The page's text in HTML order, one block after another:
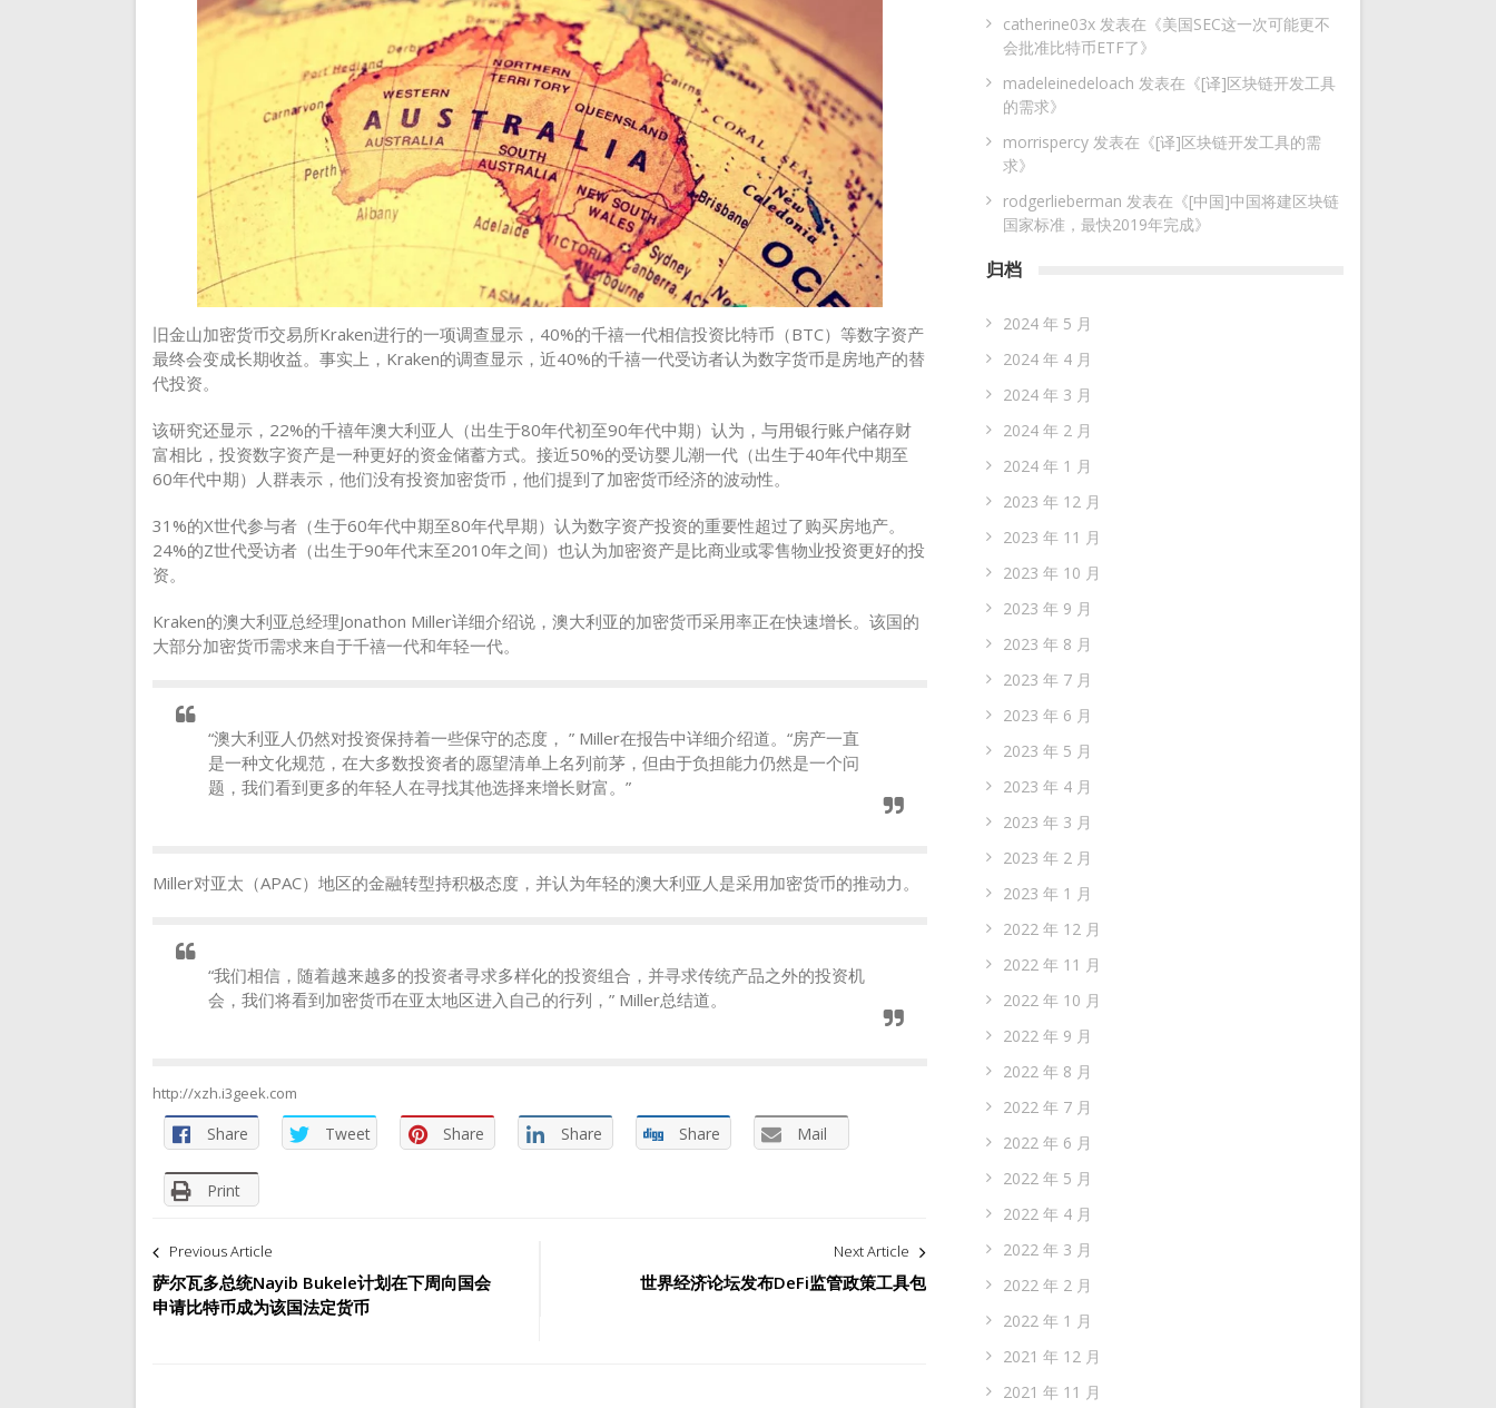
旧金山加密货币交易所Kraken进行的一项调查显示，40%的千禧一代相信投资比特币（BTC）等数字资产
最终会变成长期收益。事实上，Kraken的调查显示，近40%的千禧一代受访者认为数字货币是房地产的替
代投资。
该研究还显示，22%的千禧年澳大利亚人（出生于80年代初至90年代中期）认为，与用银行账户储存财
富相比，投资数字资产是一种更好的资金储蓄方式。接近50%的受访婴儿潮一代（出生于40年代中期至
60年代中期）人群表示，他们没有投资加密货币，他们提到了加密货币经济的波动性。
31%的X世代参与者（生于60年代中期至80年代早期）认为数字资产投资的重要性超过了购买房地产。
24%的Z世代受访者（出生于90年代末至2010年之间）也认为加密资产是比商业或零售物业投资更好的投
资。
Kraken的澳大利亚总经理Jonathon Miller详细介绍说，澳大利亚的加密货币采用率正在快速增长。该国的
大部分加密货币需求来自于千禧一代和年轻一代。
“澳大利亚人仍然对投资保持着一些保守的态度， ” Miller在报告中详细介绍道。“房产一直
是一种文化规范，在大多数投资者的愿望清单上名列前茅，但由于负担能力仍然是一个问
题，我们看到更多的年轻人在寻找其他选择来增长财富。”
Miller对亚太（APAC）地区的金融转型持积极态度，并认为年轻的澳大利亚人是采用加密货币的推动力。
“我们相信，随着越来越多的投资者寻求多样化的投资组合，并寻求传统产品之外的投资机
会，我们将看到加密货币在亚太地区进入自己的行列，” Miller总结道。
http://xzh.i3geek.com
Share Tweet Share Share Share Mail
Print
文
章
导
Previous Article
萨尔瓦多总统Nayib Bukele计划在下周向国会
申请比特币成为该国法定货币
Next Article
世界经济论坛发布DeFi监管政策工具包
catherine03x 发表在《美国SEC这一次可能更不
会批准比特币ETF了》
madeleinedeloach 发表在《[译]区块链开发工具
的需求》
morrispercy 发表在《[译]区块链开发工具的需
求》
rodgerlieberman 发表在《[中国]中国将建区块链
国家标准，最快2019年完成》
归档
2024 年 5 月
2024 年 4 月
2024 年 3 月
2024 年 2 月
2024 年 1 月
2023 年 12 月
2023 年 11 月
2023 年 10 月
2023 年 9 月
2023 年 8 月
2023 年 7 月
2023 年 6 月
2023 年 5 月
2023 年 4 月
2023 年 3 月
2023 年 2 月
2023 年 1 月
2022 年 12 月
2022 年 11 月
2022 年 10 月
2022 年 9 月
2022 年 8 月
2022 年 7 月
2022 年 6 月
2022 年 5 月
2022 年 4 月
2022 年 3 月
2022 年 2 月
2022 年 1 月
2021 年 12 月
2021 年 11 月